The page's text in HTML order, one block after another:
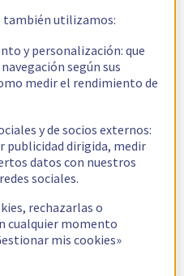
también utilizamos:
y personalización: que
según sus
medir el rendimiento de
y de socios externos:
publicidad dirigida, medir
datos con nuestros
sociales.
rechazarlas o
cualquier momento
mis cookies»